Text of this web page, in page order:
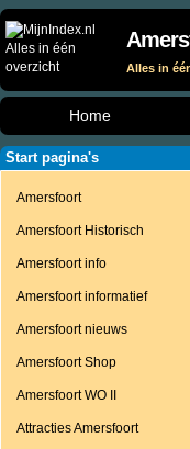
Alles in
Home
Start pagina's
Amersfoort
Amersfoort Historisch
Amersfoort info
Amersfoort informatief
Amersfoort nieuws
Amersfoort Shop
Amersfoort WO II
Attracties Amersfoort